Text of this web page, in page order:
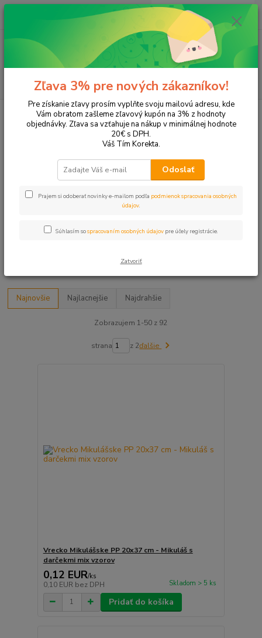
Hľadať
ks
za 0,00 EUR
VIANOCE
Vianoce nájdete produkty na sviatočnú výzdobu,
tematické tvorenie, stolovanie a darčeky. Ponuku sme rozdelili tak,
aby ste sa rýchlo dostali k vhodnému typu produktu.
Pri výbere odporúčame porovnať parametre dôležité pre
Upresniť parametre
Najnovšie Najlacnejšie Najdrahšie
Zobrazujem 1-50 z 92
strana z 2ďalšie
Vrecko Mikulášske PP 20x37 cm - Mikuláš s
darčekmi mix vzorov
0,12 EUR/ks
0,10 EUR bez DPH Skladom > 5 ks
Pridať do košíka
Zľava 3% pre nových zákazníkov!
Pre získanie zľavy prosím vyplňte svoju mailovú adresu, kde
Vám obratom zašleme zľavový kupón na 3% z hodnoty
objednávky. Zľava sa vzťahuje na nákup v minimálnej hodnote
20€ s DPH.
Váš Tím Korekta.
Odoslať
Prajem si odoberať novinky e-mailom podľa podmienok spracovania osobných
údajov.
Súhlasím sospracovaním osobných údajov pre účely registrácie.
Zatvoriť